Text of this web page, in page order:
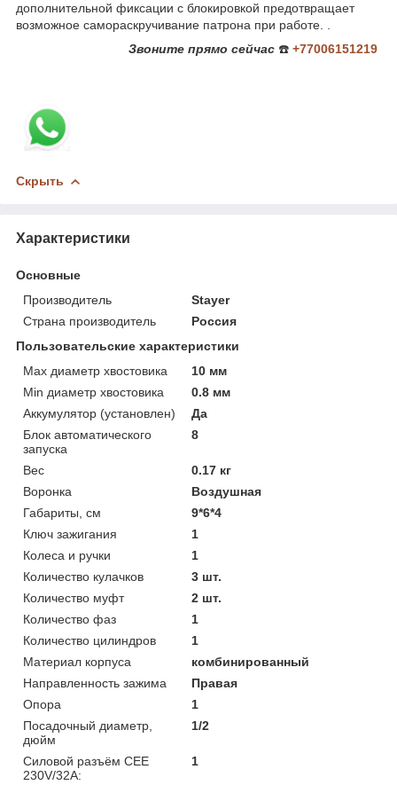
дополнительной фиксации с блокировкой предотвращает
возможное самораскручивание патрона при работе. .
Звоните прямо сейчас ☎️ +77006151219
Скрыть
Характеристики
Основные
Производитель
Stayer
Страна производитель
Россия
Пользовательские характеристики
Max диаметр хвостовика
10 мм
Min диаметр хвостовика
0.8 мм
Аккумулятор (установлен)
Да
Блок автоматического
запуска
8
Вес
0.17 кг
Воронка
Воздушная
Габариты, см
9*6*4
Ключ зажигания
1
Колеса и ручки
1
Количество кулачков
3 шт.
Количество муфт
2 шт.
Количество фаз
1
Количество цилиндров
1
Материал корпуса
комбинированный
Направленность зажима
Правая
Опора
1
Посадочный диаметр,
дюйм
1/2
Силовой разъём CEE
230V/32A:
1